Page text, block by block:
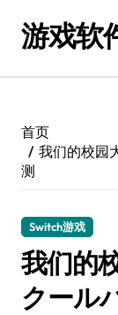
游戏软
首页
我们的校园
测
Switch游戏
我们的
クール